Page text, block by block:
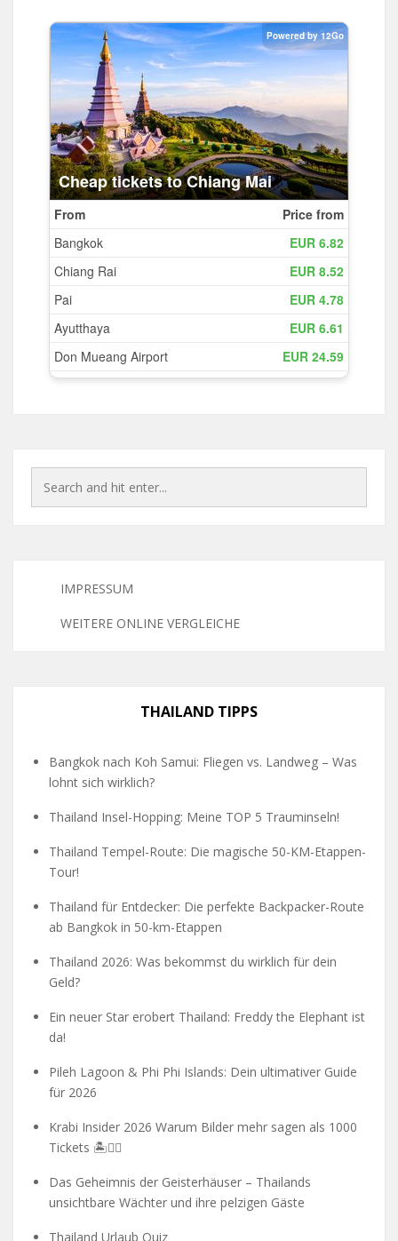
IMPRESSUM
WEITERE ONLINE VERGLEICHE
THAILAND TIPPS
Bangkok nach Koh Samui: Fliegen vs. Landweg – Was
lohnt sich wirklich?
Thailand Insel-Hopping: Meine TOP 5 Trauminseln!
Thailand Tempel-Route: Die magische 50-KM-Etappen-
Tour!
Thailand für Entdecker: Die perfekte Backpacker-Route
ab Bangkok in 50-km-Etappen
Thailand 2026: Was bekommst du wirklich für dein
Geld?
Ein neuer Star erobert Thailand: Freddy the Elephant ist
da!
Pileh Lagoon & Phi Phi Islands: Dein ultimativer Guide
für 2026
Krabi Insider 2026 Warum Bilder mehr sagen als 1000
Tickets 🏝️🧗‍♂️
Das Geheimnis der Geisterhäuser – Thailands
unsichtbare Wächter und ihre pelzigen Gäste
Thailand Urlaub Quiz